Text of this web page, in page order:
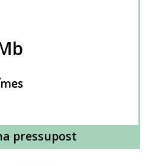
pressupost